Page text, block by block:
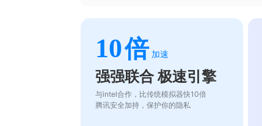
10倍 加速
强强联合 极速引擎
与intel合作，比传统模拟器快10倍
腾讯安全加持，保护你的隐私